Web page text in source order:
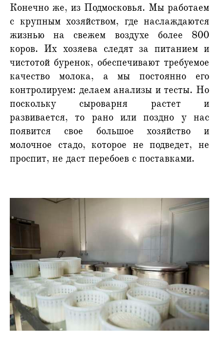
Конечно же, из Подмосковья. Мы работаем
с крупным хозяйством, где наслаждаются
жизнью на свежем воздухе более 800
коров. Их хозяева следят за питанием и
чистотой буренок, обеспечивают требуемое
качество молока, а мы постоянно его
контролируем: делаем анализы и тесты. Но
поскольку сыроварня растет и
развивается, то рано или поздно у нас
появится свое большое хозяйство и
молочное стадо, которое не подведет, не
проспит, не даст перебоев с поставками.